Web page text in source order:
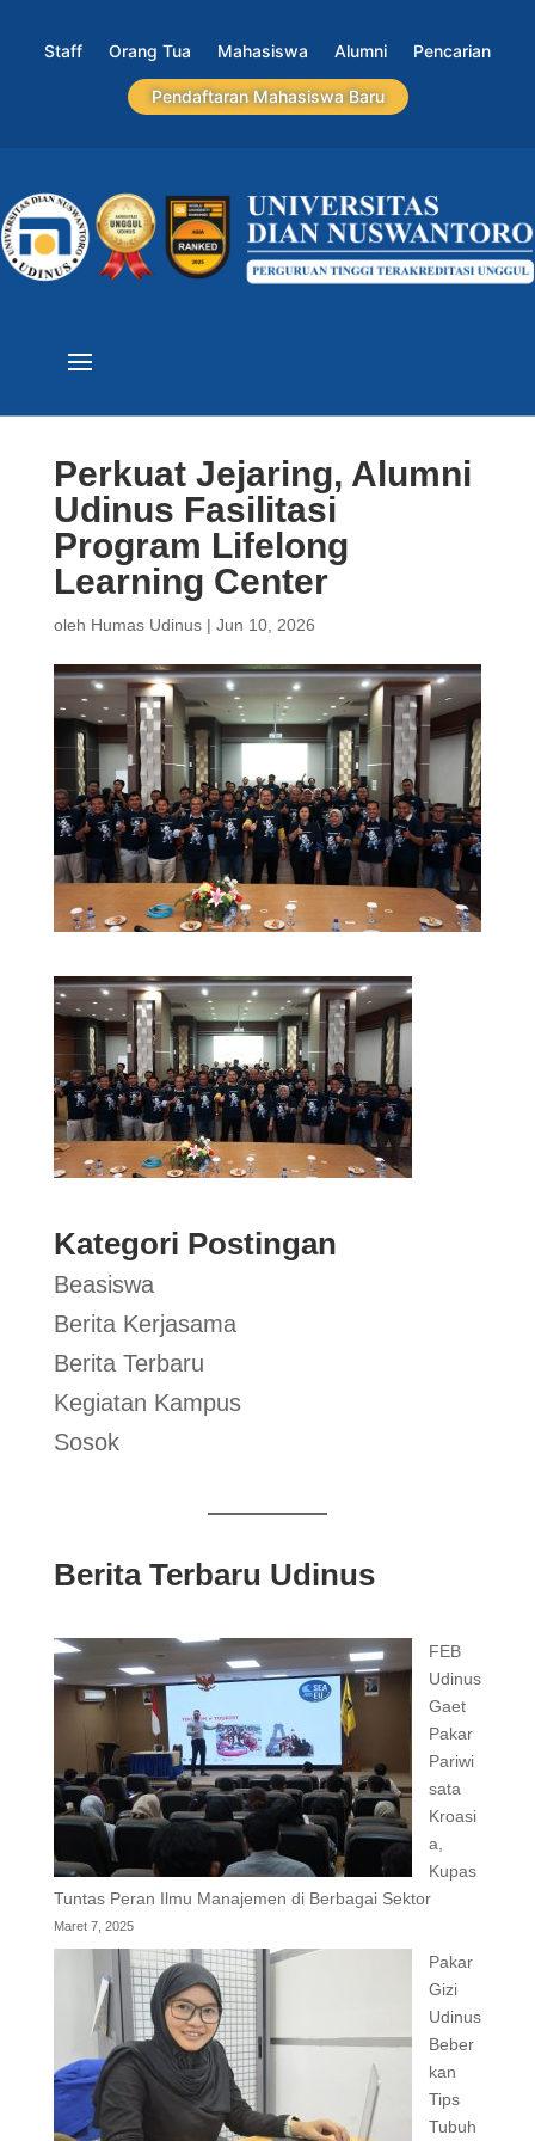
Staff Orang Tua Mahasiswa Alumni Pencarian
Pendaftaran Mahasiswa Baru
Perkuat Jejaring, Alumni
Udinus Fasilitasi
Program Lifelong
Learning Center
oleh Humas Udinus| Jun 10, 2026
Kategori Postingan
Beasiswa
Berita Kerjasama
Berita Terbaru
Kegiatan Kampus
Sosok
Berita Terbaru Udinus
FEB
Udinus
Gaet
Pakar
Pariwi
sata
Kroasi
a,
Kupas
Tuntas Peran Ilmu Manajemen di Berbagai Sektor
Maret 7, 2025
Pakar
Gizi
Udinus
Beber
kan
Tips
Tubuh